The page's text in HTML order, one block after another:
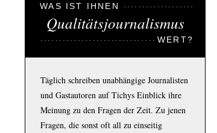
WAS IST IHNEN
Qualitätsjournalismus
WERT?
Täglich schreiben unabhängige Journalisten
und Gastautoren auf Tichys Einblick ihre
Meinung zu den Fragen der Zeit. Zu jenen
Fragen, die sonst oft all zu einseitig